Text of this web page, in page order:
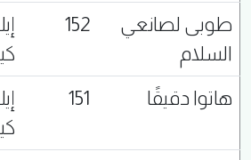
طوبى لصانعي
السلام
152
هاتوا دقيقًا
151